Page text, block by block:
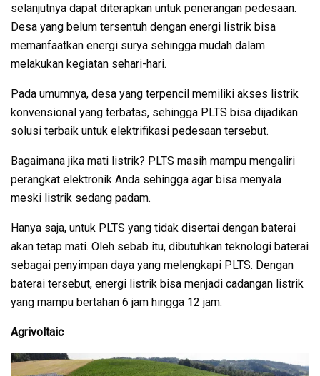
selanjutnya dapat diterapkan untuk penerangan pedesaan.
Desa yang belum tersentuh dengan energi listrik bisa
memanfaatkan energi surya sehingga mudah dalam
melakukan kegiatan sehari-hari.
Pada umumnya, desa yang terpencil memiliki akses listrik
konvensional yang terbatas, sehingga PLTS bisa dijadikan
solusi terbaik untuk elektrifikasi pedesaan tersebut.
Bagaimana jika mati listrik? PLTS masih mampu mengaliri
perangkat elektronik Anda sehingga agar bisa menyala
meski listrik sedang padam.
Hanya saja, untuk PLTS yang tidak disertai dengan baterai
akan tetap mati. Oleh sebab itu, dibutuhkan teknologi baterai
sebagai penyimpan daya yang melengkapi PLTS. Dengan
baterai tersebut, energi listrik bisa menjadi cadangan listrik
yang mampu bertahan 6 jam hingga 12 jam.
Agrivoltaic